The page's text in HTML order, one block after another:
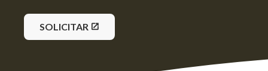
SOLICITAR